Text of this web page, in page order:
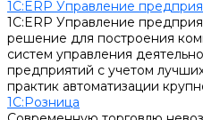
1С:ERP Управление
1С:ERP Управление
решение для построения
систем управления
предприятий с учетом
практик автоматизации
1С:Розница